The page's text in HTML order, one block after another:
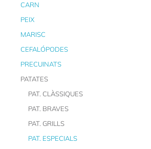
CARN
PEIX
MARISC
CEFALÓPODES
PRECUINATS
PATATES
PAT. CLÀSSIQUES
PAT. BRAVES
PAT. GRILLS
PAT. ESPECIALS